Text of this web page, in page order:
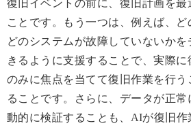
復旧イベントの前に、復旧計画を最
ことです。もう一つは、例えば、ど
どのシステムが故障していないか
きるように支援することで、実際
のみに焦点を当てて復旧作業を行
ることです。さらに、データが正
動的に検証することも、AIが復旧